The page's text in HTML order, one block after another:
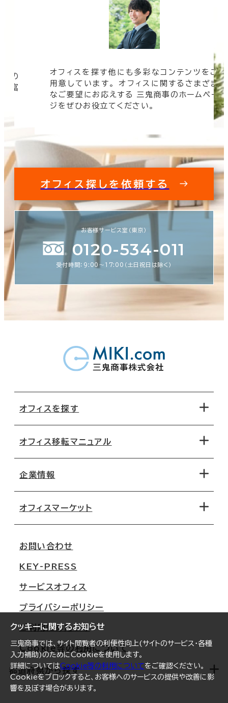
クッキーに関するお知らせ
三鬼商事では、サイト閲覧者の利便性向上(サイトのサービス・各種
入力補助)のためにCookieを使用します。
詳細についてはCookie等の利用についてをご確認ください。
Cookieをブロックすると、お客様へのサービスの提供や改善に影
響を及ぼす場合があります。
の
豊富
オフィスを探す他にも多彩なコンテンツをご
用意しています。 オフィスに関するさまざま
なご要望にお応えする 三鬼商事のホームペー
ジをぜひお役立てください。
オフィス探しを依頼する
お客様サービス室（東京）
0120-534-011
受付時間：9:00〜17:00（土日祝日は除く）
オフィスを探す
地図から探す
路線・駅から探す
オフィス移転マニュアル
移転コストシミュレーション
移転スケジュール
オフィス移転Q&A
企業情報
オフィスマーケット
大阪
名古屋
札幌
仙台
横浜
福岡
オフィスリポート
お問い合わせ
KEY-PRESS
サービスオフィス
プライバシーポリシー
ご利用にあたって
Cookie等の利用について
都道府県から探す